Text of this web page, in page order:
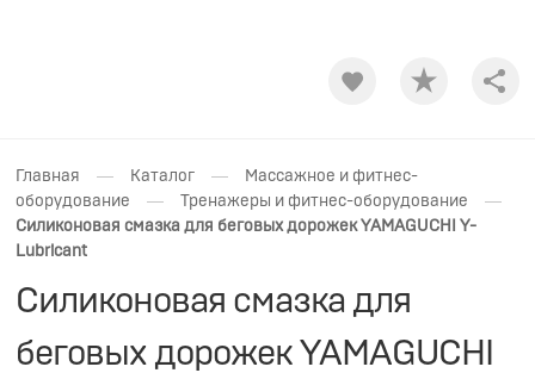
Главная — Каталог —
Массажное и фитнес-
оборудование
— Тренажеры и фитнес-оборудование —
Силиконовая смазка для беговых дорожек YAMAGUCHI Y-
Lubricant
Силиконовая смазка для
беговых дорожек YAMAGUCHI